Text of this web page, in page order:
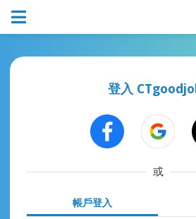
登入
或
帳戶登入